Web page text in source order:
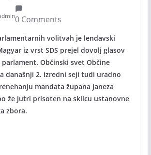
0 Comments
volitvah je lendavski
iz vrst SDS prejel dovolj glasov
Občinski svet Občine
današnji 2. izredni seji tudi uradno
mandata župana Janeza
že jutri prisoten na sklicu ustanovne
zbora.